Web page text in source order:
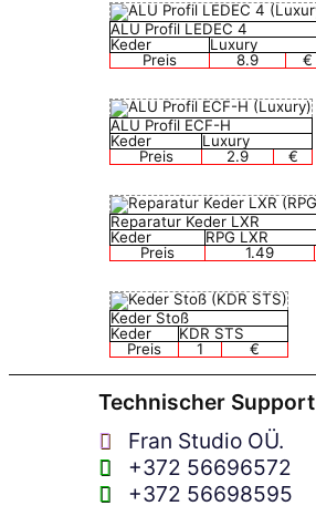
ALU Profil LEDEC 4
Keder
Luxury
Preis
8.9 €
ALU Profil ECF-H
Keder
Luxury
Preis
2.9 €
Reparatur Keder LXR
Keder
RPG LXR
Preis
1.49
Keder Stoß
Keder
KDR STS
Preis
1 €
Technischer Support
Fran Studio OÜ.
+372 56696572
+372 56698595